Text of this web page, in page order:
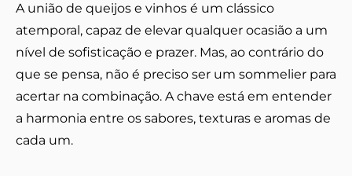
A união de queijos e vinhos é um clássico
atemporal, capaz de elevar qualquer ocasião a um
nível de sofisticação e prazer. Mas, ao contrário do
que se pensa, não é preciso ser um sommelier para
acertar na combinação. A chave está em entender
a harmonia entre os sabores, texturas e aromas de
cada um.